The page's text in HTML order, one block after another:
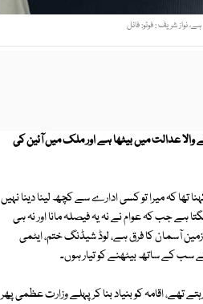
نواز شریف : فوٹو: فائل
والا عدالت میں بیٹھا ہے اور ملک میں آئین کی
تھا کہ میرا تو کسی ادارے سے کچھ لینا دینا نہیں
ہے جب کہ عوام نے نہ یہ فیصلہ مانا اور نہ ہی
صاف نظرآرہا ہے، 2013 اور آج کی معیشت میں زمین آسمان کا فرق ہے، لوڈ شیڈنگ ختم، ایٹمی
سب کے ساتھ بیٹھنے کو تیار ہوں۔
اقامہ کو بنیاد بنا کر پہلے وزارت عظمی پھر